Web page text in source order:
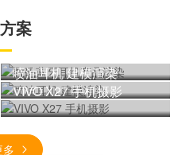
案
喷油耳机 建模渲染
VIVO X27 手机摄影